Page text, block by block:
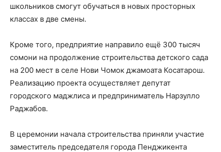
школьников смогут обучаться в новых просторных
классах в две смены.
Кроме того, предприятие направило ещё 300 тысяч
сомони на продолжение строительства детского сада
на 200 мест в селе Нови Чомок джамоата Косатарош.
Реализацию проекта осуществляет депутат
городского маджлиса и предприниматель Нарзулло
Раджабов.
В церемонии начала строительства приняли участие
заместитель председателя города Пенджикента